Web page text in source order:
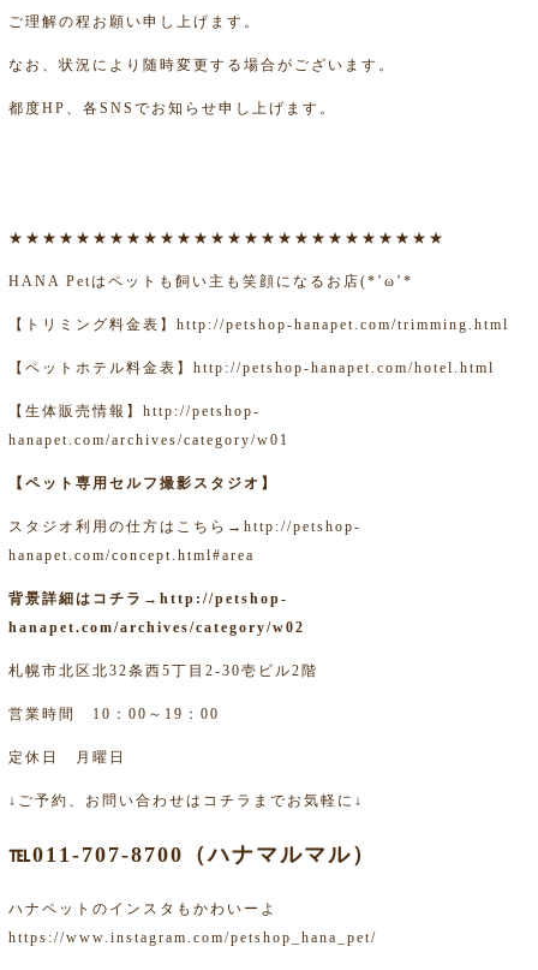
ご理解の程お願い申し上げます。
なお、状況により随時変更する場合がございます。
都度HP、各SNSでお知らせ申し上げます。
★★★★★★★★★★★★★★★★★★★★★★★★★★
HANA Petはペットも飼い主も笑顔になるお店(*’ω’*
【トリミング料金表】 http://petshop-hanapet.com/trimming.html
【ペットホテル料金表】 http://petshop-hanapet.com/hotel.html
【生体販売情報】 http://petshop-
hanapet.com/archives/category/w01
【ペット専用セルフ撮影スタジオ】
スタジオ利用の仕方はこちら→ http://petshop-
hanapet.com/concept.html#area
背景詳細はコチラ→ http://petshop-
hanapet.com/archives/category/w02
札幌市北区北32条西5丁目2-30壱ビル2階
営業時間 10：00～19：00
定休日 月曜日
↓ご予約、お問い合わせはコチラまでお気軽に↓
℡011-707-8700（ハナマルマル）
ハナペットのインスタもかわいーよ
https://www.instagram.com/petshop_hana_pet/